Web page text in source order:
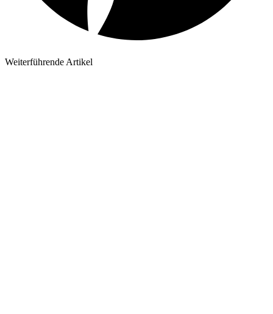
Weiterführende Artikel